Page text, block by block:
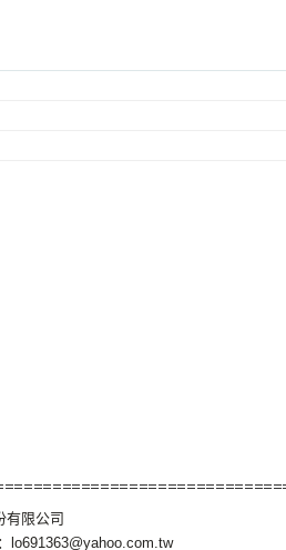
有限公司
lo691363@yahoo.com.tw